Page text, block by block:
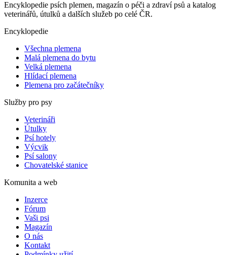
Encyklopedie psích plemen, magazín o péči a zdraví psů a katalog
veterinářů, útulků a dalších služeb po celé ČR.
Encyklopedie
Všechna plemena
Malá plemena do bytu
Velká plemena
Hlídací plemena
Plemena pro začátečníky
Služby pro psy
Veterináři
Útulky
Psí hotely
Výcvik
Psí salony
Chovatelské stanice
Komunita a web
Inzerce
Fórum
Vaši psi
Magazín
O nás
Kontakt